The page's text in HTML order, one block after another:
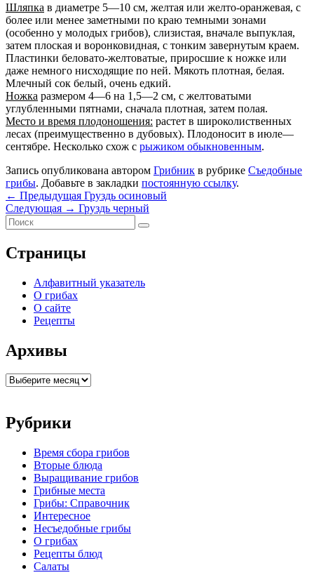
Шляпка в диаметре 5—10 см, желтая или желто-оранжевая, с
более или менее заметными по краю темными зонами
(особенно у молодых грибов), слизистая, вначале выпуклая,
затем плоская и воронковидная, с тонким завернутым краем.
Пластинки беловато-желтоватые, приросшие к ножке или
даже немного нисходящие по ней. Мякоть плотная, белая.
Млечный сок белый, очень едкий.
Ножка размером 4—6 на 1,5—2 см, с желтоватыми
углубленными пятнами, сначала плотная, затем полая.
Место и время плодоношения: растет в широколиственных
лесах (преимущественно в дубовых). Плодоносит в июле—
сентябре. Несколько схож с рыжиком обыкновенным.
Запись опубликована автором Грибник в рубрике Съедобные
грибы. Добавьте в закладки постоянную ссылку.
Навигация
по
записям
← Предыдущая Предыдущая
запись:
Груздь осиновый
Следующая → Следующая
Груздь черный
Область
боковой
панели
Найти:
Поиск
Страницы
Алфавитный указатель
О грибах
О сайте
Рецепты
Архивы
Архивы
Рубрики
Время сбора грибов
Вторые блюда
Выращивание грибов
Грибные места
Грибы: Справочник
Интересное
Несъедобные грибы
О грибах
Рецепты блюд
Салаты